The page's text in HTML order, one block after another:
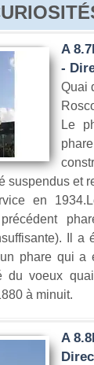
A
-
Quai
Le
suspendus et
en
Il a
phare qui a
du voeux
à minuit.
A